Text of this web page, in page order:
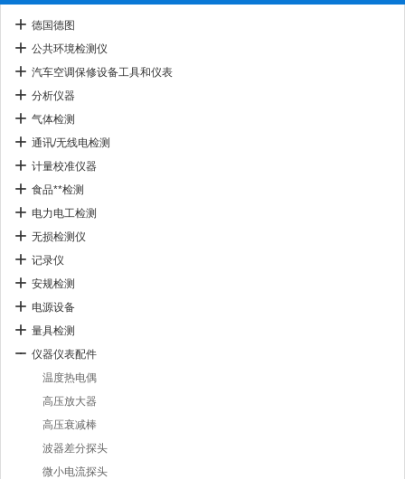
德国德图
公共环境检测仪
汽车空调保修设备工具和仪表
分析仪器
气体检测
通讯/无线电检测
计量校准仪器
食品**检测
电力电工检测
无损检测仪
记录仪
安规检测
电源设备
量具检测
仪器仪表配件
温度热电偶
高压放大器
高压衰减棒
波器差分探头
微小电流探头